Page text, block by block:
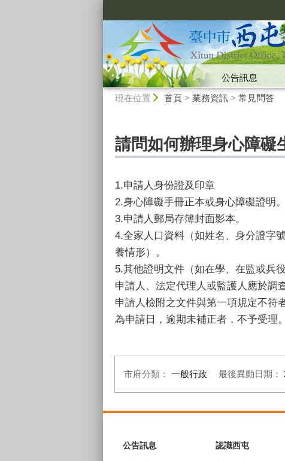
公告訊息
現在位置 首頁> 業務資訊> 常見問答
請問如何辦理身心障礙
1.申請人身份證及印章
2.身心障礙手冊正本或身心障礙證明。
3.申請人郵局存簿封面影本。
4.全家人口資料（如姓名、身分證字
養情形）。
5.其他證明文件（如在學、在監或兵
申請人、法定代理人或監護人應於調
申請人檢附之文件與第一項規定不符
為申請日，逾期未補正者，不予受理。
市府分類： 一般行政 最後異動日期：
公告訊息 認識西屯